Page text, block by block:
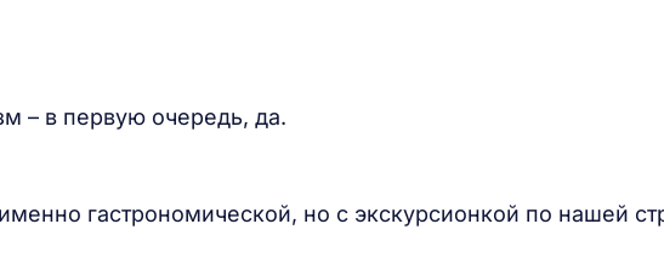
– в первую очередь, да.
гастрономической, но с экскурсионкой по нашей